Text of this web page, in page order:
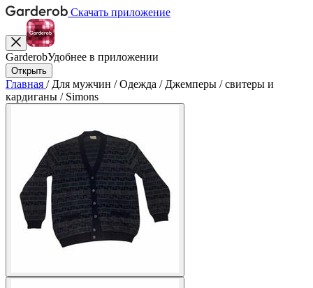
Скачать приложение
GarderobУдобнее в приложении
Открыть
Главная / Для мужчин /Одежда / Джемперы /свитеры и
кардиганы / Simons